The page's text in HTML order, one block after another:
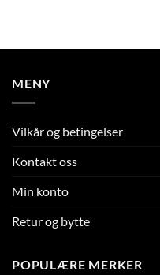
MENY
Vilkår og betingelser
Kontakt oss
Min konto
Retur og bytte
POPULÆRE MERKER